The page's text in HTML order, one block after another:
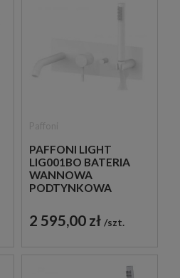
PAFFONI LIGHT
LIG001BO BATERIA
WANNOWA
PODTYNKOWA
BIAŁA
2 595,00 zł szt.